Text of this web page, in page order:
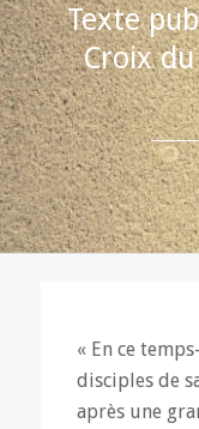
Texte
Croix
« En ce
disciples de
après une